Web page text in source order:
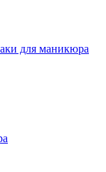
для маникюра